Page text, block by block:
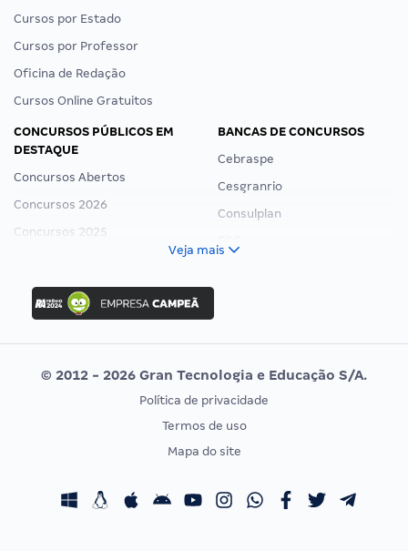
Cursos por Estado
Cursos por Professor
Oficina de Redação
Cursos Online Gratuitos
CONCURSOS PÚBLICOS EM
DESTAQUE
Concursos Abertos
Concursos 2026
Concursos 2025
Concurso Ibama
Concurso MPU
Editais publicados
BANCAS DE CONCURSOS
Cebraspe
Cesgranrio
Consulplan
Vunesp
CONCURSOS POR PROFISSÃO
Concursos Fiscais
EXAME DE ORDEM
Calendário OAB
Veja mais
© 2012 - 2026 Gran Tecnologia e Educação S/A.
Política de privacidade
Termos de uso
Mapa do site